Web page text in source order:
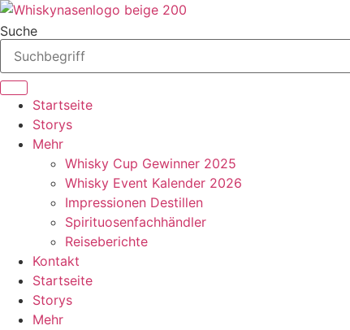
Zum
Inhalt
springen
Suche
Startseite
Storys
Mehr
Whisky Cup Gewinner 2025
Whisky Event Kalender 2026
Impressionen Destillen
Spirituosenfachhändler
Reiseberichte
Kontakt
Startseite
Storys
Mehr